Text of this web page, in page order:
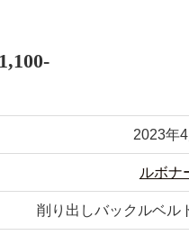
2023年4
ルボナ
削り出しバックルベル